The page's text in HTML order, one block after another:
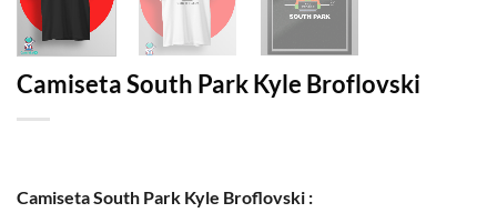
Camiseta South Park Kyle Broflovski
Camiseta South Park Kyle Broflovski :